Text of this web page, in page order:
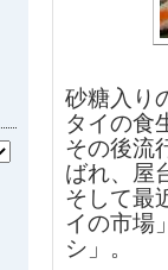
砂糖入り
タイの食
その後流
ばれ、屋
そして最
イの市場
シ」。